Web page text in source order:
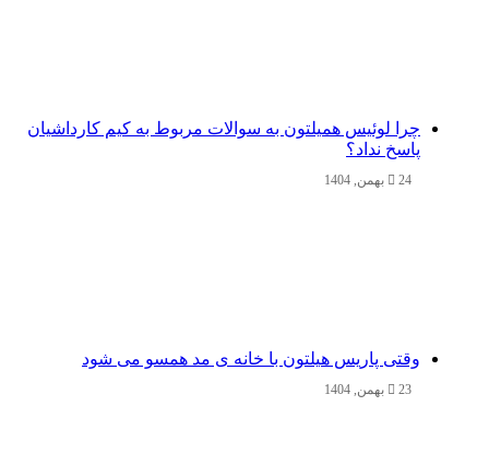
چرا لوئیس همیلتون به سوالات مربوط به کیم کارداشیان
پاسخ نداد؟
24 بهمن, 1404
وقتی پاریس هیلتون با خانه‌ ی مد همسو می شود
23 بهمن, 1404